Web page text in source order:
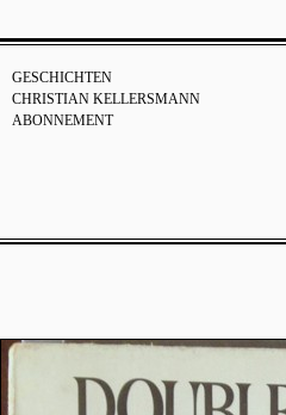
GESCHICHTEN
CHRISTIAN KELLERSMANN
ABONNEMENT